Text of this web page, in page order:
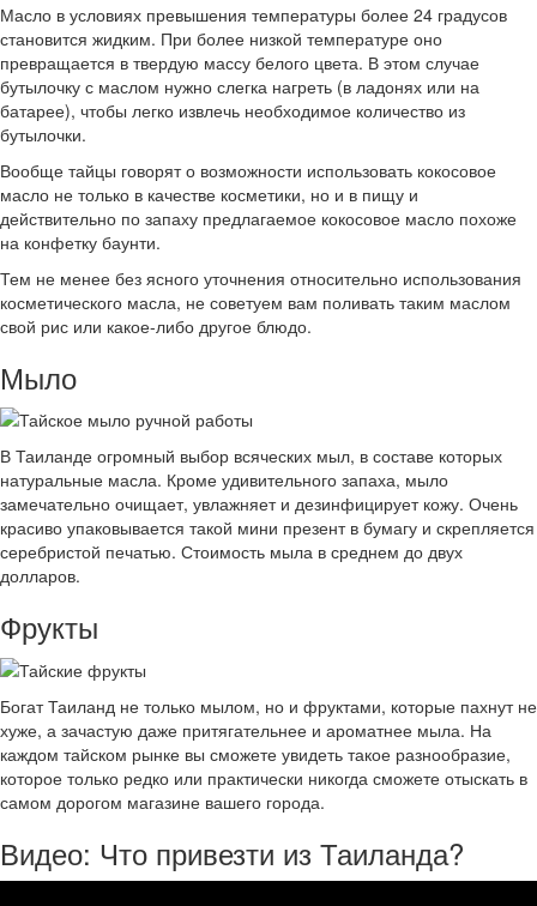
Масло в условиях превышения температуры более 24 градусов
становится жидким. При более низкой температуре оно
превращается в твердую массу белого цвета. В этом случае
бутылочку с маслом нужно слегка нагреть (в ладонях или на
батарее), чтобы легко извлечь необходимое количество из
бутылочки.
Вообще тайцы говорят о возможности использовать кокосовое
масло не только в качестве косметики, но и в пищу и
действительно по запаху предлагаемое кокосовое масло похоже
на конфетку баунти.
Тем не менее без ясного уточнения относительно использования
косметического масла, не советуем вам поливать таким маслом
свой рис или какое-либо другое блюдо.
Мыло
В Таиланде огромный выбор всяческих мыл, в составе которых
натуральные масла. Кроме удивительного запаха, мыло
замечательно очищает, увлажняет и дезинфицирует кожу. Очень
красиво упаковывается такой мини презент в бумагу и скрепляется
серебристой печатью. Стоимость мыла в среднем до двух
долларов.
Фрукты
Богат Таиланд не только мылом, но и фруктами, которые пахнут не
хуже, а зачастую даже притягательнее и ароматнее мыла. На
каждом тайском рынке вы сможете увидеть такое разнообразие,
которое только редко или практически никогда сможете отыскать в
самом дорогом магазине вашего города.
Видео: Что привезти из Таиланда?